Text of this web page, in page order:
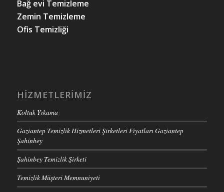
Bağ evi Temizleme
Zemin Temizleme
Ofis Temizliği
HIZMETLERIMIZ
Koltuk Yıkama
Gaziantep Temizlik Hizmetleri Şirketleri Fiyatları Gaziantep
Şahinbey
Şahinbey Temizlik Şirketi
Temizlik Müşteri Memnuniyeti